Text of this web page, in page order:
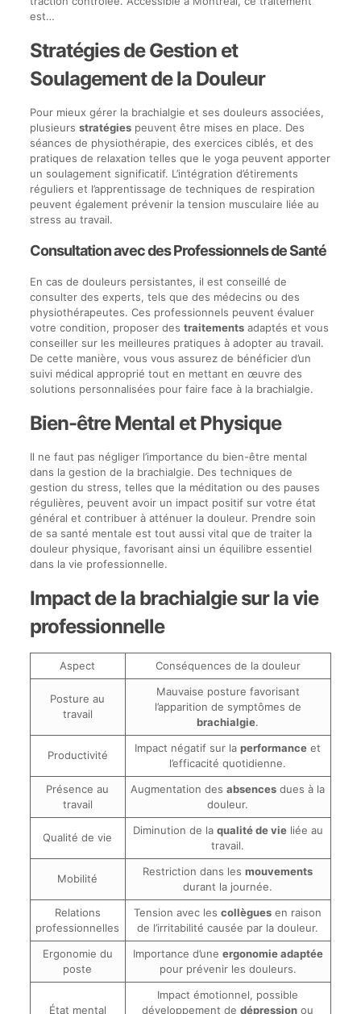
est…
Stratégies de Gestion et
Soulagement de la Douleur
Pour mieux gérer la brachialgie et ses douleurs associées,
plusieurs stratégiespeuvent être mises en place. Des
séances de physiothérapie, des exercices ciblés, et des
pratiques de relaxation telles que le yoga peuvent apporter
un soulagement significatif. L’intégration d’étirements
réguliers et l’apprentissage de techniques de respiration
peuvent également prévenir la tension musculaire liée au
stress au travail.
Consultation avec des Professionnels de Santé
En cas de douleurs persistantes, il est conseillé de
consulter des experts, tels que des médecins ou des
physiothérapeutes. Ces professionnels peuvent évaluer
votre condition, proposer des traitementsadaptés et vous
conseiller sur les meilleures pratiques à adopter au travail.
De cette manière, vous vous assurez de bénéficier d’un
suivi médical approprié tout en mettant en œuvre des
solutions personnalisées pour faire face à la brachialgie.
Bien-être Mental et Physique
Il ne faut pas négliger l’importance du bien-être mental
dans la gestion de la brachialgie. Des techniques de
gestion du stress, telles que la méditation ou des pauses
régulières, peuvent avoir un impact positif sur votre état
général et contribuer à atténuer la douleur. Prendre soin
de sa santé mentale est tout aussi vital que de traiter la
douleur physique, favorisant ainsi un équilibre essentiel
dans la vie professionnelle.
Impact de la brachialgie sur la vie
professionnelle
Aspect Conséquences de la douleur
Posture au
travail
Mauvaise posture favorisant
l’apparition de symptômes de
brachialgie.
Productivité
Impact négatif sur laperformance et
l’efficacité quotidienne.
Présence au
travail
Augmentation desabsences dues à la
douleur.
Qualité de vie
Diminution de la qualité de vieliée au
travail.
Mobilité
Restriction dans lesmouvements
durant la journée.
Relations
professionnelles
Tension avec lescollègues en raison
de l’irritabilité causée par la douleur.
Ergonomie du
poste
Importance d’une ergonomie adaptée
pour prévenir les douleurs.
État mental
Impact émotionnel, possible
développement dedépression ou